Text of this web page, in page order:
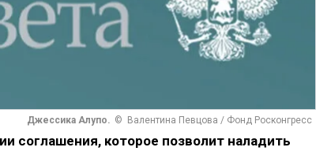
Джессика Алупо. © Валентина Певцова / Фонд Росконгресс
соглашения, которое позволит наладить